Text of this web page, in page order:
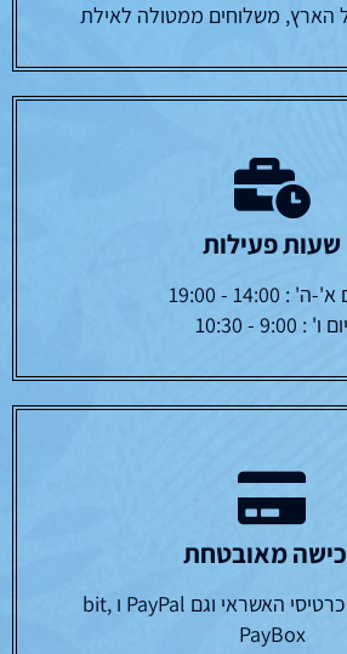
הארץ, משלוחים ממטולה לאילת
שעות פעילות
: 14:00 - 19:00
יום ו' : 9:00 - 10:30
מאובטחת
עובדים עם כל כרטיסי האשראי וגם PayPal ו bit,
PayBox